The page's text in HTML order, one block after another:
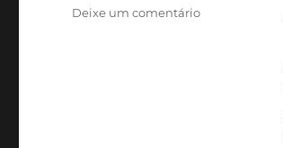
Deixe um comentárioem